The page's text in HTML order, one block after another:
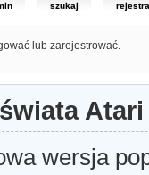
szukaj
lub zarejestrować.
Atari
wersja